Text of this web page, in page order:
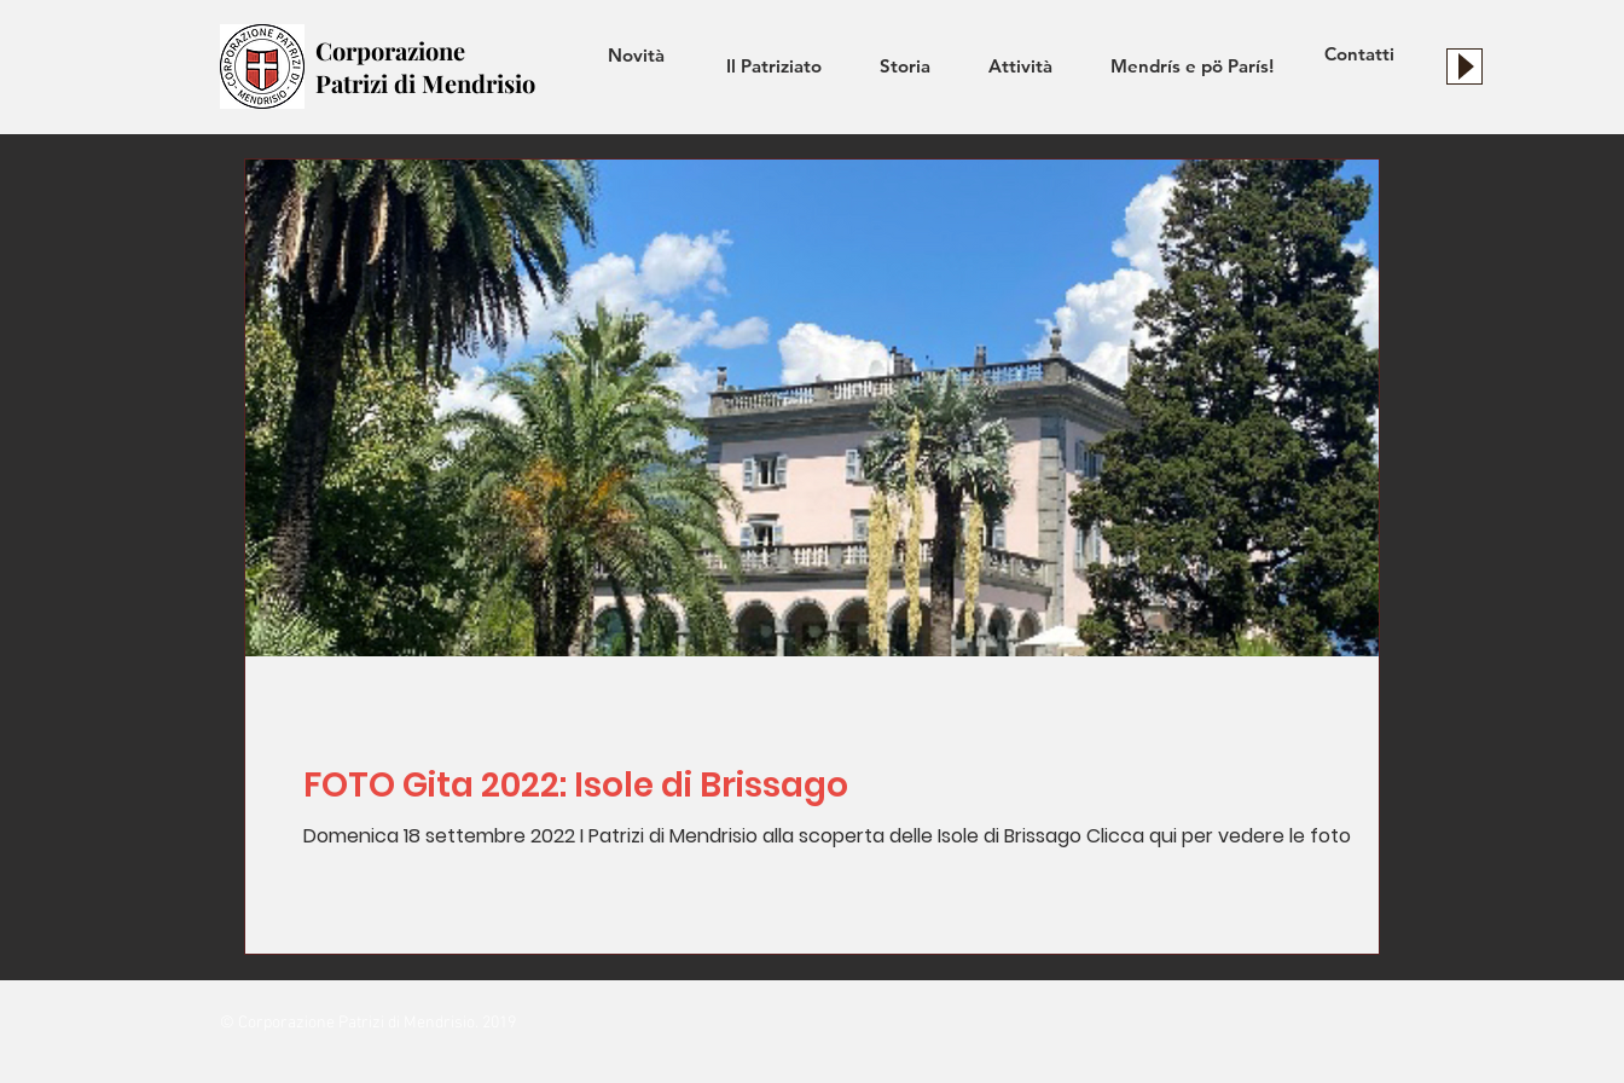
Corporazione
Patrizi di Mendrisio
Novità Il Patriziato Storia Attività Mendrís e pö París!
Contatti
FOTO Gita 2022: Isole di Brissago
Domenica 18 settembre 2022 I Patrizi di Mendrisio alla scoperta delle Isole di Brissago Clicca qui per vedere le foto